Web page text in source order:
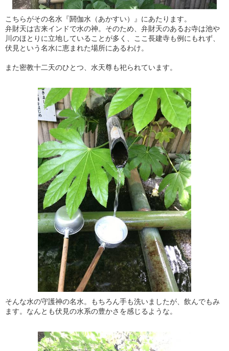
こちらがその名水『閼伽水（あかすい）』にあたります。
弁財天は古来インドで水の神。そのため、弁財天のあるお寺は池や
川のほとりに立地していることが多く、ここ長建寺も例にもれず、
伏見という名水に恵まれた場所にあるわけ。
また密教十二天のひとつ、水天尊も祀られています。
そんな水の守護神の名水。もちろん手も洗いましたが、飲んでもみ
ます。なんとも伏見の水系の豊かさを感じるような。